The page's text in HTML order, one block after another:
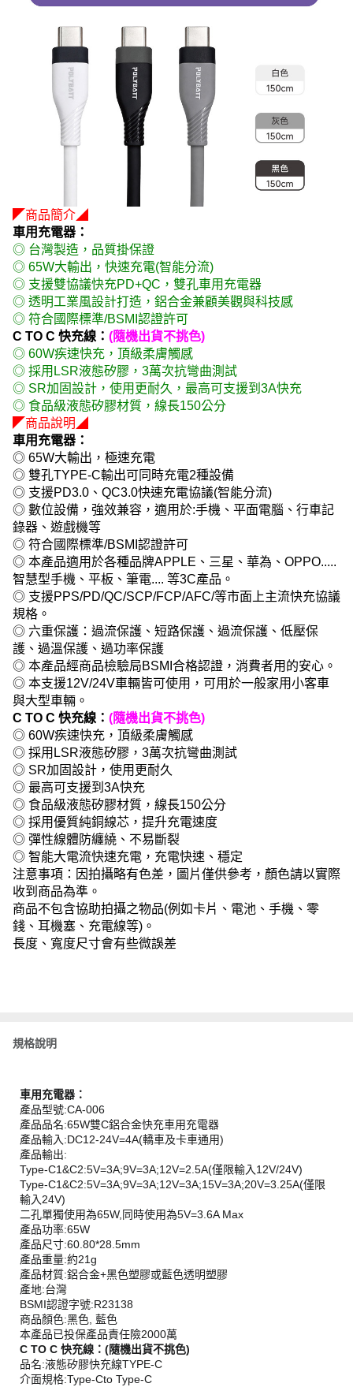
◤商品簡介◢
車用充電器：
◎ 台灣製造，品質掛保證
◎ 65W大輸出，快速充電(智能分流)
◎ 支援雙協議快充PD+QC，雙孔車用充電器
◎ 透明工業風設計打造，鋁合金兼顧美觀與科技感
◎ 符合國際標準/BSMI認證許可
C TO C 快充線： (隨機出貨不挑色)
◎ 60W疾速快充，頂級柔膚觸感
◎ 採用LSR液態矽膠，3萬次抗彎曲測試
◎ SR加固設計，使用更耐久，最高可支援到3A快充
◎ 食品級液態矽膠材質，線長150公分
◤商品說明◢
車用充電器：
◎ 65W大輸出，極速充電
◎ 雙孔TYPE-C輸出可同時充電2種設備
◎ 支援PD3.0、QC3.0快速充電協議(智能分流)
◎ 數位設備，強效兼容，適用於:手機、平面電腦、行車記
錄器、遊戲機等
◎ 符合國際標準/BSMI認證許可
◎ 本產品適用於各種品牌APPLE、三星、華為、OPPO.....
智慧型手機、平板、筆電.... 等3C產品。
◎ 支援PPS/PD/QC/SCP/FCP/AFC/等市面上主流快充協議
規格。
◎ 六重保護：過流保護、短路保護、過流保護、低壓保
護、過溫保護、過功率保護
◎ 本產品經商品檢驗局BSMI合格認證，消費者用的安心。
◎ 本支援12V/24V車輛皆可使用，可用於一般家用小客車
與大型車輛。
C TO C 快充線： (隨機出貨不挑色)
◎ 60W疾速快充，頂級柔膚觸感
◎ 採用LSR液態矽膠，3萬次抗彎曲測試
◎ SR加固設計，使用更耐久
◎ 最高可支援到3A快充
◎ 食品級液態矽膠材質，線長150公分
◎ 採用優質純銅線芯，提升充電速度
◎ 彈性線體防纏繞、不易斷裂
◎ 智能大電流快速充電，充電快速、穩定
注意事項：因拍攝略有色差，圖片僅供參考，顏色請以實際
收到商品為準。
商品不包含協助拍攝之物品(例如卡片、電池、手機、零
錢、耳機塞、充電線等)。
長度、寬度尺寸會有些微誤差
規格說明
車用充電器：
產品型號:CA-006
產品品名:65W雙C鋁合金快充車用充電器
產品輸入:DC12-24V=4A(轎車及卡車通用)
產品輸出:
Type-C1&C2:5V=3A;9V=3A;12V=2.5A(僅限輸入12V/24V)
Type-C1&C2:5V=3A;9V=3A;12V=3A;15V=3A;20V=3.25A(僅限
輸入24V)
二孔單獨使用為65W,同時使用為5V=3.6A Max
產品功率:65W
產品尺寸:60.80*28.5mm
產品重量:約21g
產品材質:鋁合金+黑色塑膠或藍色透明塑膠
產地:台灣
BSMI認證字號:R23138
商品顏色:黑色, 藍色
本產品已投保產品責任險2000萬
C TO C 快充線：(隨機出貨不挑色)
品名:液態矽膠快充線TYPE-C
介面規格:Type-Cto Type-C